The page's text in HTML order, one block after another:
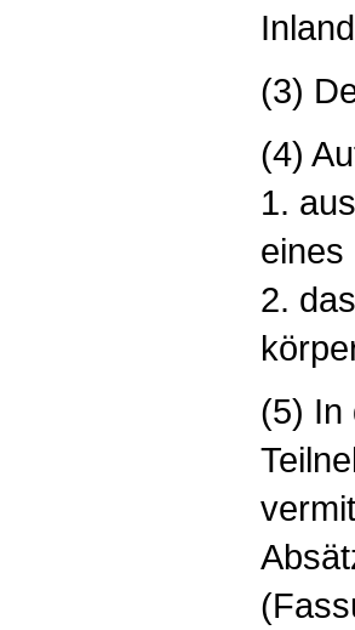
(3)
(4)
1.
eines
2.
(5) In